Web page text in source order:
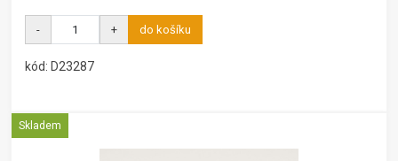
- + do košíku
kód: D23287
Skladem